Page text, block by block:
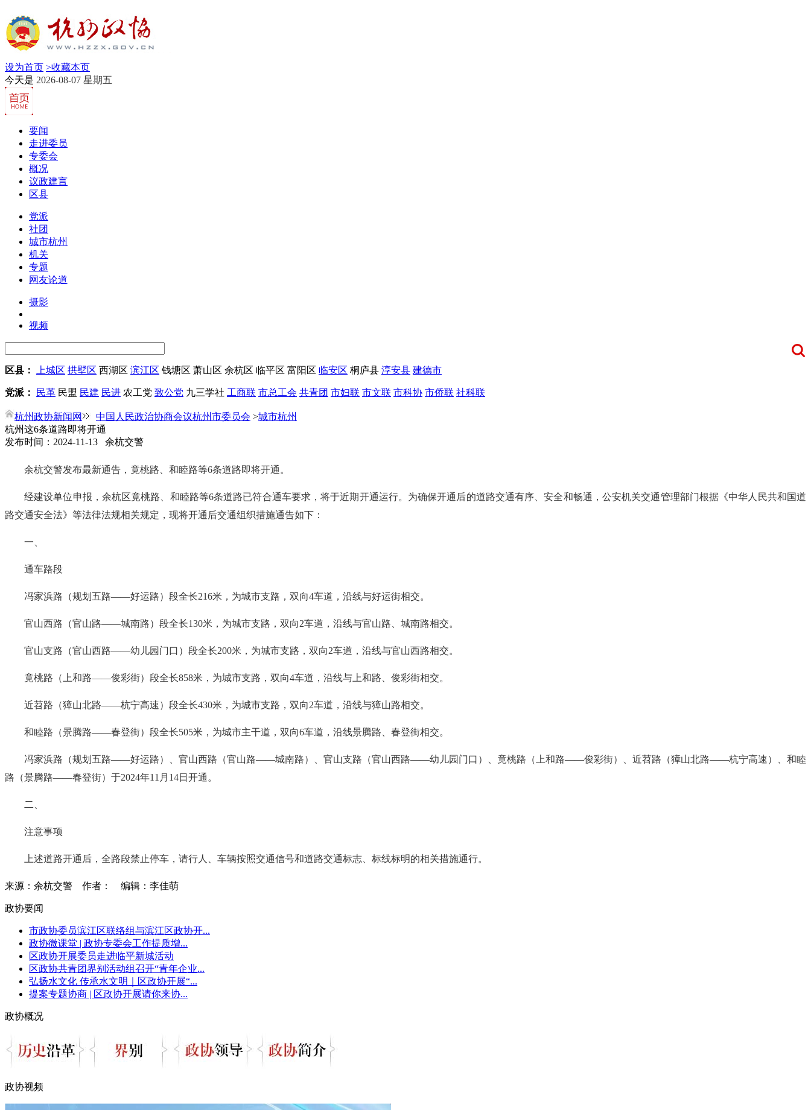
设为首页 >收藏本页
今天是 2026-08-07 星期五
要闻
走进委员
专委会
概况
议政建言
区县
党派
社团
城市杭州
机关
专题
网友论道
摄影
视频
区县： 上城区 拱墅区 西湖区 滨江区 钱塘区 萧山区 余杭区 临平区 富阳区 临安区 桐庐县 淳安县 建德市
党派： 民革 民盟 民建 民进 农工党 致公党 九三学社 工商联 市总工会 共青团 市妇联 市文联 市科协 市侨联 社科联
杭州政协新闻网 中国人民政治协商会议杭州市委员会 >城市杭州
杭州这6条道路即将开通
发布时间：2024-11-13 余杭交警
余杭交警发布最新通告，竟桃路、和睦路等6条道路即将开通。
经建设单位申报，余杭区竟桃路、和睦路等6条道路已符合通车要求，将于近期开通运行。为确保开通后的道路交通有序、安全和畅通，公安机关交通管理部门根据《中华人民共和国道
路交通安全法》等法律法规相关规定，现将开通后交通组织措施通告如下：
一、
通车路段
冯家浜路（规划五路——好运路）段全长216米，为城市支路，双向4车道，沿线与好运街相交。
官山西路（官山路——城南路）段全长130米，为城市支路，双向2车道，沿线与官山路、城南路相交。
官山支路（官山西路——幼儿园门口）段全长200米，为城市支路，双向2车道，沿线与官山西路相交。
竟桃路（上和路——俊彩街）段全长858米，为城市支路，双向4车道，沿线与上和路、俊彩街相交。
近苕路（獐山北路——杭宁高速）段全长430米，为城市支路，双向2车道，沿线与獐山路相交。
和睦路（景腾路——春登街）段全长505米，为城市主干道，双向6车道，沿线景腾路、春登街相交。
冯家浜路（规划五路——好运路）、官山西路（官山路——城南路）、官山支路（官山西路——幼儿园门口）、竟桃路（上和路——俊彩街）、近苕路（獐山北路——杭宁高速）、和睦
路（景腾路——春登街）于2024年11月14日开通。
二、
注意事项
上述道路开通后，全路段禁止停车，请行人、车辆按照交通信号和道路交通标志、标线标明的相关措施通行。
来源：余杭交警 作者： 编辑：李佳萌
政协要闻
市政协委员滨江区联络组与滨江区政协开...
政协微课堂 | 政协专委会工作提质增...
区政协开展委员走进临平新城活动
区政协共青团界别活动组召开“青年企业...
弘扬水文化 传承水文明｜区政协开展“...
提案专题协商 | 区政协开展请你来协...
政协概况
政协视频